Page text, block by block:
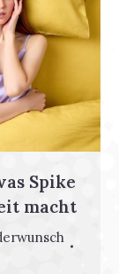
Spike
macht